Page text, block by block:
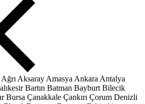
Ağrı Aksaray Amasya Ankara Antalya
Bartın Batman Bayburt Bilecik
Bursa Çanakkale Çankırı Çorum Denizli